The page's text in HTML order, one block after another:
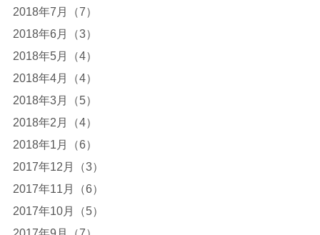
2018年7月（7）
2018年6月（3）
2018年5月（4）
2018年4月（4）
2018年3月（5）
2018年2月（4）
2018年1月（6）
2017年12月（3）
2017年11月（6）
2017年10月（5）